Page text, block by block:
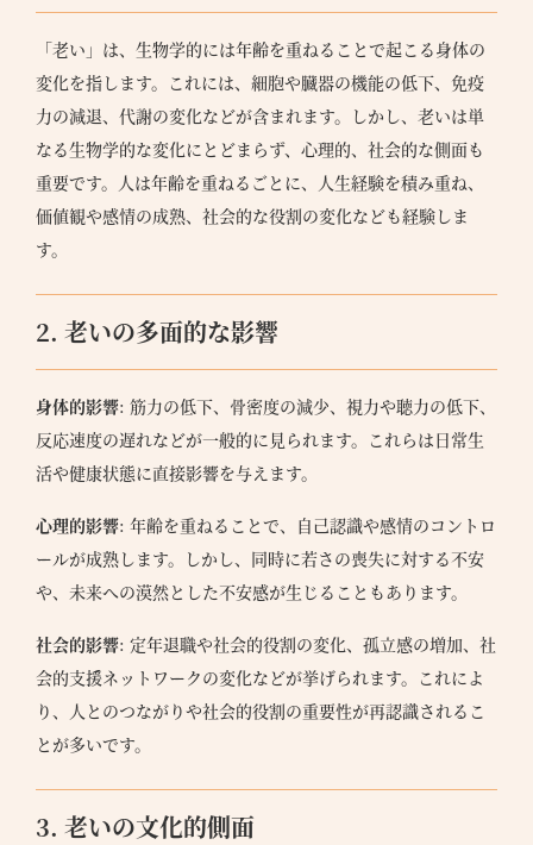
「老い」は、生物学的には年齢を重ねることで起こる身体の
変化を指します。これには、細胞や臓器の機能の低下、免疫
力の減退、代謝の変化などが含まれます。しかし、老いは単
なる生物学的な変化にとどまらず、心理的、社会的な側面も
重要です。人は年齢を重ねるごとに、人生経験を積み重ね、
価値観や感情の成熟、社会的な役割の変化なども経験しま
す。
2. 老いの多面的な影響
身体的影響: 筋力の低下、骨密度の減少、視力や聴力の低下、
反応速度の遅れなどが一般的に見られます。これらは日常生
活や健康状態に直接影響を与えます。
心理的影響: 年齢を重ねることで、自己認識や感情のコントロ
ールが成熟します。しかし、同時に若さの喪失に対する不安
や、未来への漠然とした不安感が生じることもあります。
社会的影響: 定年退職や社会的役割の変化、孤立感の増加、社
会的支援ネットワークの変化などが挙げられます。これによ
り、人とのつながりや社会的役割の重要性が再認識されるこ
とが多いです。
3. 老いの文化的側面